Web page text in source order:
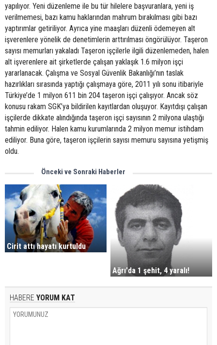
yapılıyor. Yeni düzenleme ile bu tür hilelere başvuranlara, yeni iş
verilmemesi, bazı kamu haklarından mahrum bırakılması gibi bazı
yaptırımlar getiriliyor. Ayrıca yine maaşları düzenli ödemeyen alt
işverenlere yönelik de denetimlerin arttırılması öngörülüyor. Taşeron
sayısı memurları yakaladı Taşeron işçilerle ilgili düzenlemeden, halen
alt işverenlere ait şirketlerde çalışan yaklaşık 1.6 milyon işçi
yararlanacak. Çalışma ve Sosyal Güvenlik Bakanlığı’nın taslak
hazırlıkları sırasında yaptığı çalışmaya göre, 2011 yılı sonu itibariyle
Türkiye’de 1 milyon 611 bin 204 taşeron işçi çalışıyor. Ancak söz
konusu rakam SGK’ya bildirilen kayıtlardan oluşuyor. Kayıtdışı çalışan
işçilerde dikkate alındığında taşeron işçi sayısının 2 milyona ulaştığı
tahmin ediliyor. Halen kamu kurumlarında 2 milyon memur istihdam
ediliyor. Buna göre, taşeron işçilerin sayısı memuru sayısına yetişmiş
oldu.
Önceki ve Sonraki Haberler
Cirit attı hayatı kurtuldu
Ağrı'da 1 şehit, 4 yaralı!
HABERE YORUM KAT